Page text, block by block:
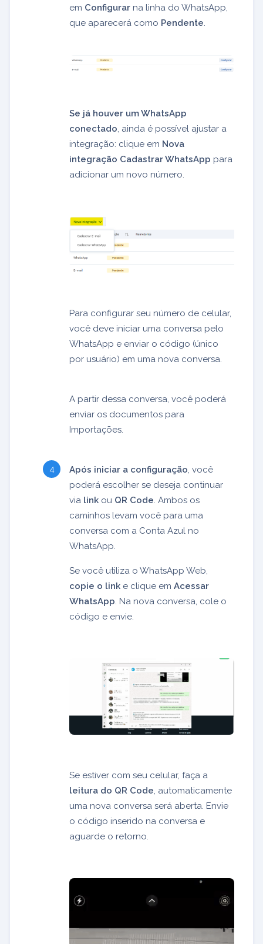
em Configurar na linha do WhatsApp,
que aparecerá como Pendente.
Se já houver um WhatsApp
conectado , ainda é possível ajustar a
integração: clique em Nova
integração Cadastrar WhatsApp para
adicionar um novo número.
Para configurar seu número de celular,
você deve iniciar uma conversa pelo
WhatsApp e enviar o código (único
por usuário) em uma nova conversa.
A partir dessa conversa, você poderá
enviar os documentos para
Importações.
Após iniciar a configuração, você
poderá escolher se deseja continuar
via link ou QR Code. Ambos os
caminhos levam você para uma
conversa com a Conta Azul no
WhatsApp.
Se você utiliza o WhatsApp Web,
copie o link e clique em Acessar
WhatsApp. Na nova conversa, cole o
código e envie.
Se estiver com seu celular, faça a
leitura do QR Code , automaticamente
uma nova conversa será aberta. Envie
o código inserido na conversa e
aguarde o retorno.